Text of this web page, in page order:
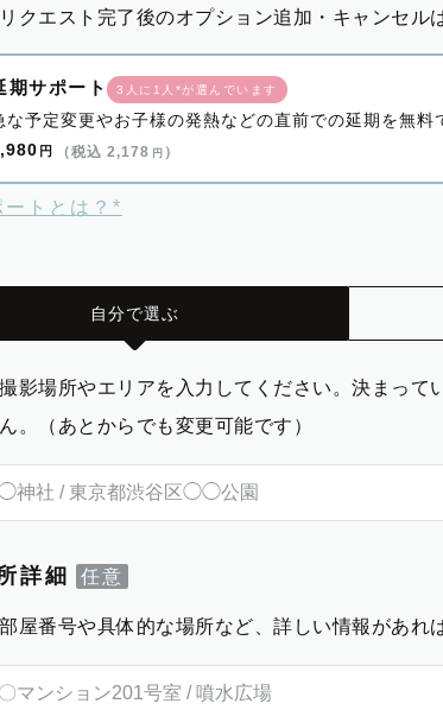
クエスト完了後のオプション追加・キャンセル
期サポート 3人に1人*が選んでいます
な予定変更やお子様の発熱などの直前での延期を無料
円 （税込 2,178 円 ）
ートとは？*
自分で選ぶ
影場所やエリアを入力してください。決まって
。（あとからでも変更可能です）
詳細
屋番号や具体的な場所など、詳しい情報があれ